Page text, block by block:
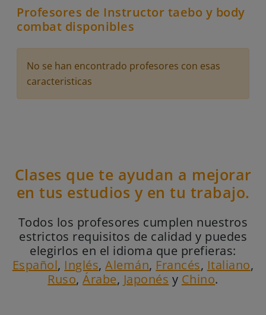
Profesores de Instructor taebo y body
combat disponibles
No se han encontrado profesores con esas
caracteristicas
Clases que te ayudan a mejorar
en tus estudios y en tu trabajo.
Todos los profesores cumplen nuestros
estrictos requisitos de calidad y puedes
elegirlos en el idioma que prefieras:
Español, Inglés,Alemán, Francés, Italiano,
Ruso,Árabe, Japonés y Chino.